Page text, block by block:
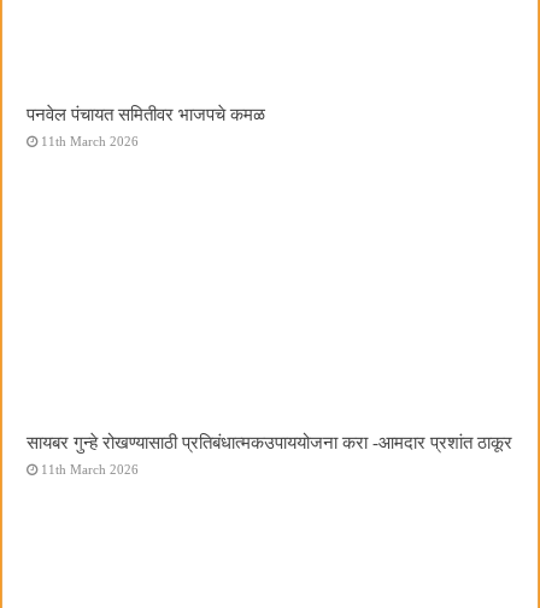
पनवेल पंचायत समितीवर भाजपचे कमळ
11th March 2026
सायबर गुन्हे रोखण्यासाठी प्रतिबंधात्मकउपाययोजना करा -आमदार प्रशांत ठाकूर
11th March 2026